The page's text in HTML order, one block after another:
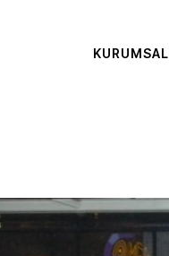
KURUMSAL